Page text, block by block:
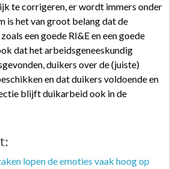
te corrigeren, er wordt immers onder
is het van groot belang dat de
een goede RI&E en een goede
dat het arbeidsgeneeskundig
duikers over de (juiste)
en dat duikers voldoende en
blijft duikarbeid ook in de
lopen de emoties vaak hoog op